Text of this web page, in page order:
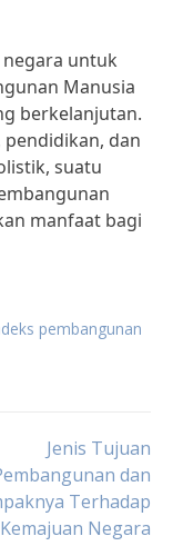
untuk
Manusia
berkelanjutan.
dan
suatu
manfaat bagi
pembangunan
Jenis Tujuan
dan
Terhadap
Kemajuan Negara